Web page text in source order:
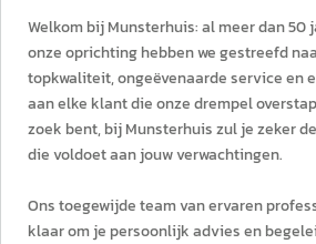
Welkom bij Munsterhuis: al meer dan 50
onze oprichting hebben we gestreefd
topkwaliteit, ongeëvenaarde service en
aan elke klant die onze drempel
zoek bent, bij Munsterhuis zul je zeker
die voldoet aan jouw verwachtingen.
Ons toegewijde team van ervaren
klaar om je persoonlijk advies en